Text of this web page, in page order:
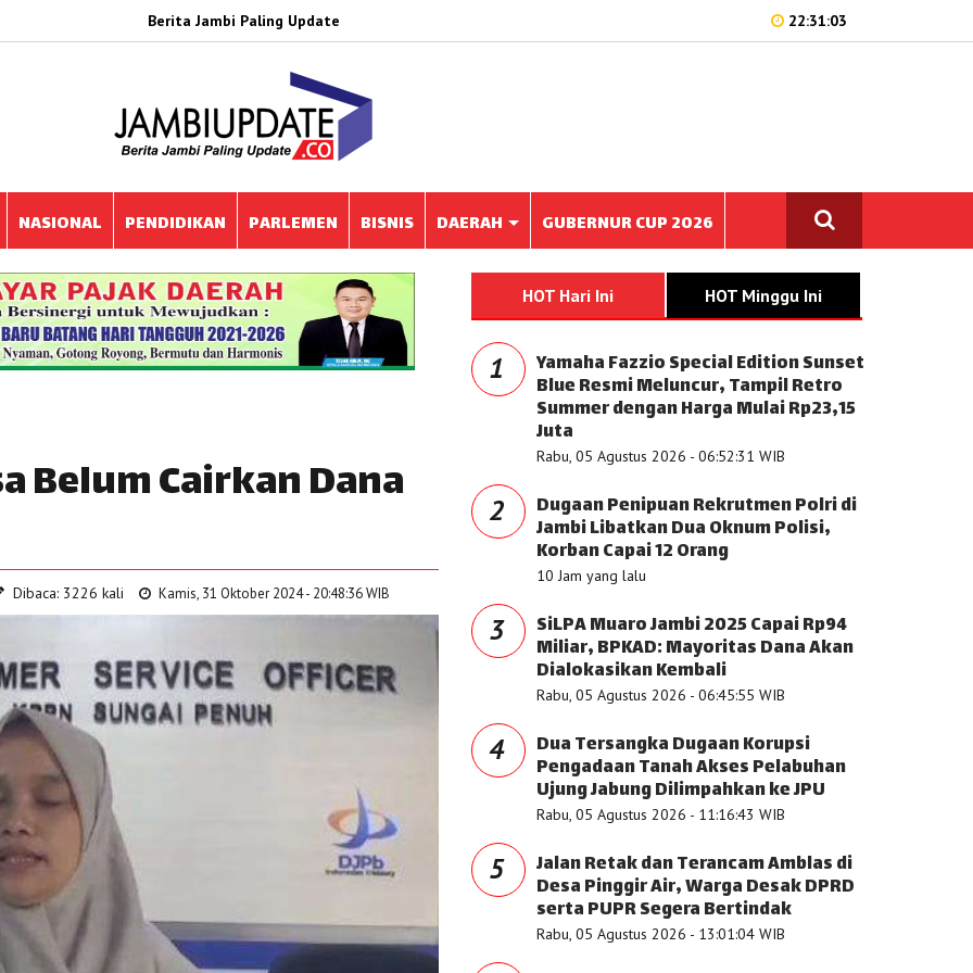
Berita Jambi Paling Update 22:31:03
NASIONAL PENDIDIKAN PARLEMEN BISNIS DAERAH GUBERNUR CUP 2026
Belum Cairkan Dana
Dibaca: 3226 kali Kamis, 31 Oktober 2024 - 20:48:36 WIB
HOT Hari Ini HOT Minggu Ini
1 Yamaha Fazzio Special Edition Sunset
Blue Resmi Meluncur, Tampil Retro
Summer dengan Harga Mulai Rp23,15
Juta
Rabu, 05 Agustus 2026 - 06:52:31 WIB
2 Dugaan Penipuan Rekrutmen Polri di
Jambi Libatkan Dua Oknum Polisi,
Korban Capai 12 Orang
10 Jam yang lalu
3 SiLPA Muaro Jambi 2025 Capai Rp94
Miliar, BPKAD: Mayoritas Dana Akan
Dialokasikan Kembali
Rabu, 05 Agustus 2026 - 06:45:55 WIB
4 Dua Tersangka Dugaan Korupsi
Pengadaan Tanah Akses Pelabuhan
Ujung Jabung Dilimpahkan ke JPU
Rabu, 05 Agustus 2026 - 11:16:43 WIB
5 Jalan Retak dan Terancam Amblas di
Desa Pinggir Air, Warga Desak DPRD
serta PUPR Segera Bertindak
Rabu, 05 Agustus 2026 - 13:01:04 WIB